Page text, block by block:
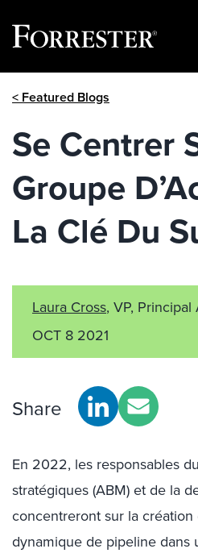
< Featured Blogs
Se Centrer
Groupe
La Clé Du
Laura Cross, VP, Principal
OCT 8 2021
Share
En 2022, les responsables
stratégiques (ABM) et de la
concentreront sur la création
dynamique de pipeline dans